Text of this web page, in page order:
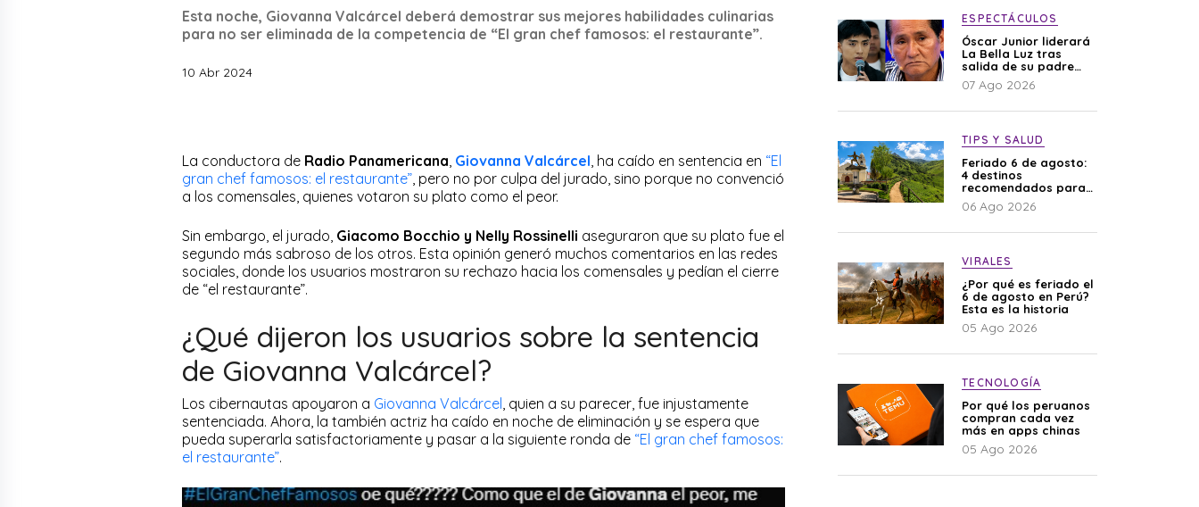
Esta noche, Giovanna Valcárcel deberá demostrar sus mejores habilidades culinarias
para no ser eliminada de la competencia de “El gran chef famosos: el restaurante”.
10 Abr 2024
La conductora de Radio Panamericana Giovanna Valcárcel , ha caído en sentencia en “El
gran chef famosos: el restaurante” , pero no por culpa del jurado, sino porque no convenció
a los comensales, quienes votaron su plato como el peor.
Sin embargo, el jurado, Giacomo Bocchio y Nelly Rossinelli aseguraron que su plato fue el
segundo más sabroso de los otros. Esta opinión generó muchos comentarios en las redes
sociales, donde los usuarios mostraron su rechazo hacia los comensales y pedían el cierre
de “el restaurante”.
¿Qué dijeron los usuarios sobre la sentencia
de Giovanna Valcárcel?
Los cibernautas apoyaron a Giovanna Valcárcel , quien a su parecer, fue injustamente
sentenciada. Ahora, la también actriz ha caído en noche de eliminación y se espera que
pueda superarla satisfactoriamente y pasar a la siguiente ronda de “El gran chef famosos:
el restaurante”.
ESPECTÁCULOS
Óscar Junior liderará
La Bella Luz tras
salida de su padre
por polémica con
Naldy Saldaña
07 Ago 2026
TIPS Y SALUD
Feriado 6 de agosto:
4 destinos
recomendados para
disfrutar el descanso
06 Ago 2026
VIRALES
¿Por qué es feriado el
6 de agosto en Perú?
Esta es la historia
05 Ago 2026
TECNOLOGÍA
Por qué los peruanos
compran cada vez
más en apps chinas
05 Ago 2026